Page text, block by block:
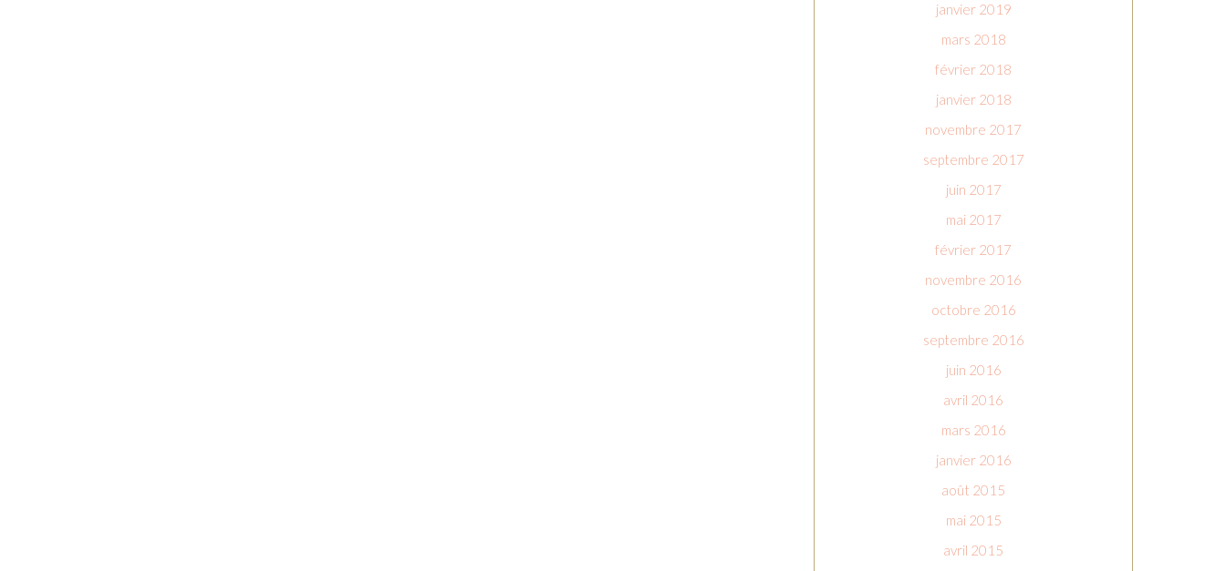
janvier 2019
mars 2018
février 2018
janvier 2018
novembre 2017
septembre 2017
juin 2017
mai 2017
février 2017
novembre 2016
octobre 2016
septembre 2016
juin 2016
avril 2016
mars 2016
janvier 2016
août 2015
mai 2015
avril 2015